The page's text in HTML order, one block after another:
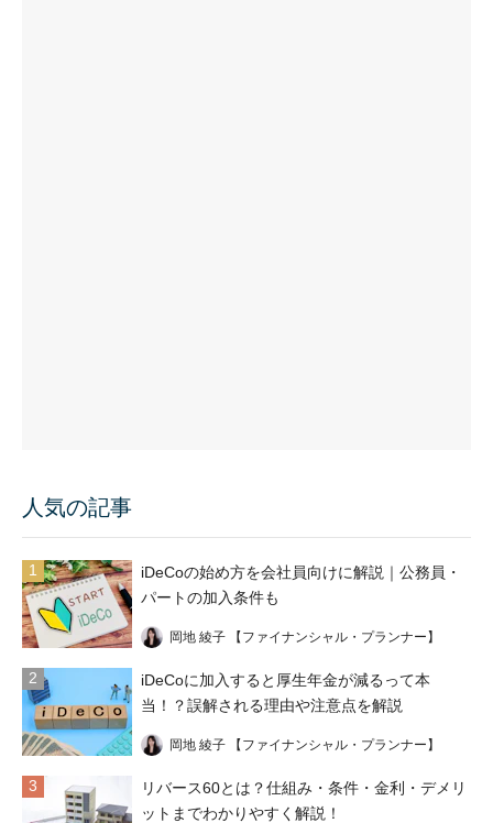
人気の記事
1
iDeCoの始め方を会社員向けに解説｜公務員・
パートの加入条件も
岡地 綾子 【ファイナンシャル・プランナー】
2
iDeCoに加入すると厚生年金が減るって本
当！？誤解される理由や注意点を解説
岡地 綾子 【ファイナンシャル・プランナー】
3
リバース60とは？仕組み・条件・金利・デメリ
ットまでわかりやすく解説！